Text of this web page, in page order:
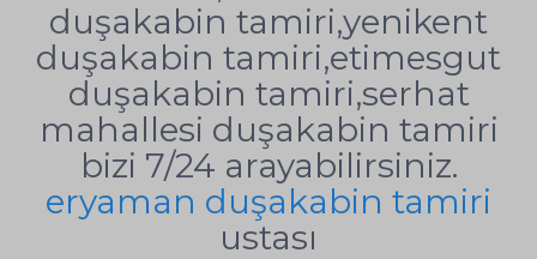
duşakabin tamiri,yenikent
duşakabin tamiri,etimesgut
duşakabin tamiri,serhat
mahallesi duşakabin tamiri
bizi 7/24 arayabilirsiniz.
eryaman duşakabin tamiri
ustası